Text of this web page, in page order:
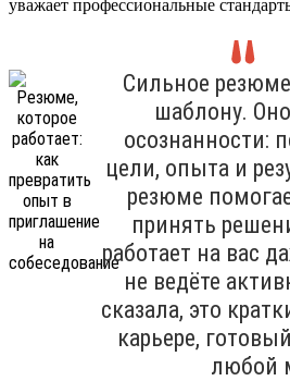
уважает профессиональные
Сильное
шаблону.
осознанности:
цели, опыта и
резюме
принять
работает на вас
не ведёте
сказала, это
карьере,
любой